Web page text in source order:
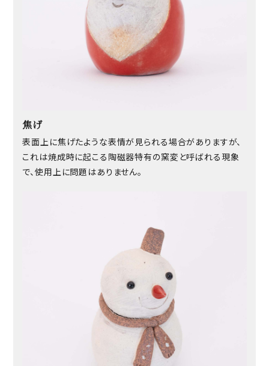
焦げ
表面上に焦げたような表情が見られる場合がありますが、
これは焼成時に起こる陶磁器特有の窯変と呼ばれる現象
で、使用上に問題はありません。